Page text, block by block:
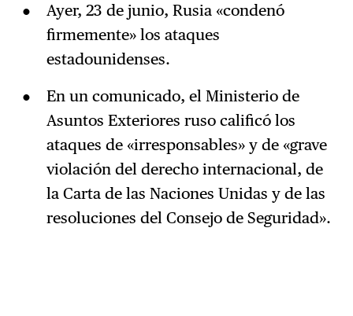
Ayer, 23 de junio, Rusia «condenó
firmemente» los ataques
estadounidenses.
En un comunicado, el Ministerio de
Asuntos Exteriores ruso calificó los
ataques de «irresponsables» y de «grave
violación del derecho internacional, de
la Carta de las Naciones Unidas y de las
resoluciones del Consejo de Seguridad».